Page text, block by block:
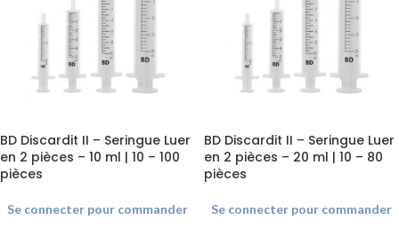
BD Discardit II – Seringue Luer
en 2 pièces – 10 ml | 10 – 100
pièces
Se connecter pour commander
BD Discardit II – Seringue Luer
en 2 pièces – 20 ml | 10 – 80
pièces
Se connecter pour commander